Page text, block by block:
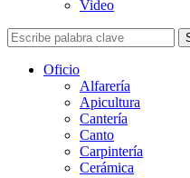
Video
Oficio
Alfarería
Apicultura
Cantería
Canto
Carpintería
Cerámica